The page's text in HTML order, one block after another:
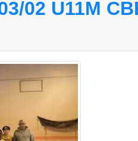
02 U11M